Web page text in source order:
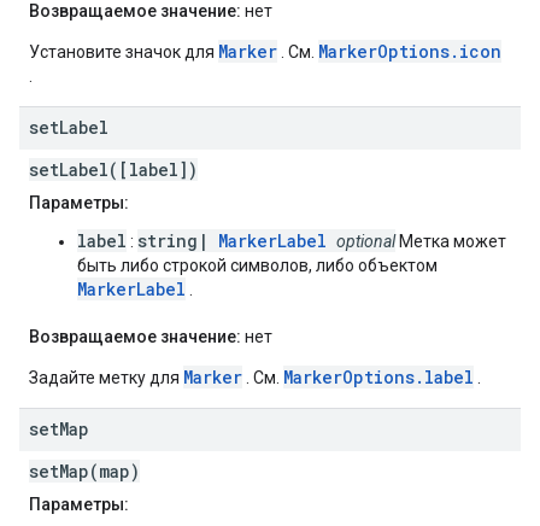
Возвращаемое значение: нет
Установите значок для Marker . См. MarkerOptions.icon
setLabel
setLabel([label])
Параметры:
label : string| MarkerLabel optionalМетка может
быть либо строкой символов, либо объектом
MarkerLabel
Возвращаемое значение: нет
Задайте метку для Marker . См. MarkerOptions.label
setMap
setMap(map)
Параметры: